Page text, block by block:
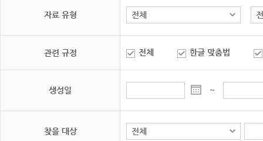
자료 유형
관련 규정 전체 한글 맞춤법
생성일 ~
찾을 대상